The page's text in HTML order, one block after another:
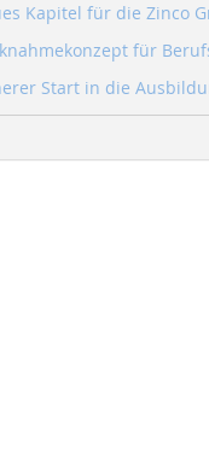
Kapitel für die Zinco
für
Start in die